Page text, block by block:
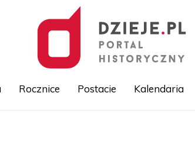
Rocznice Postacie Kalendaria